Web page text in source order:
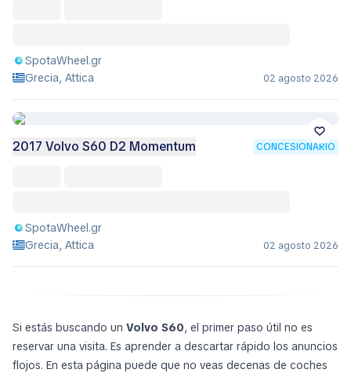
SpotaWheel.gr
Grecia, Attica
02 agosto 2026
2017 Volvo S60 D2 Momentum CONCESIONARIO
SpotaWheel.gr
Grecia, Attica
02 agosto 2026
Si estás buscando un Volvo S60, el primer paso útil no es
reservar una visita. Es aprender a descartar rápido los anuncios
flojos. En esta página puede que no veas decenas de coches